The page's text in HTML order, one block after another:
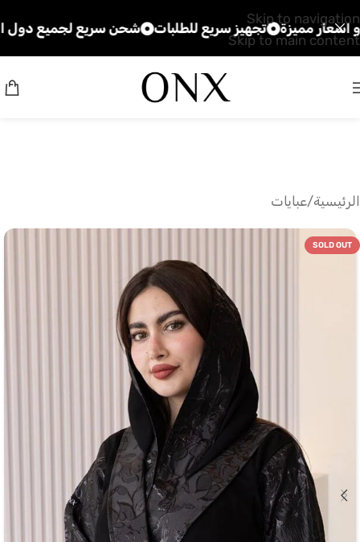
Skip to navigation
Skip to main content
شحن سريع لجميع دول الخليج تجهيز سريع للطلبات مميزة
الرئيسية/عبايات
SOLD OUT